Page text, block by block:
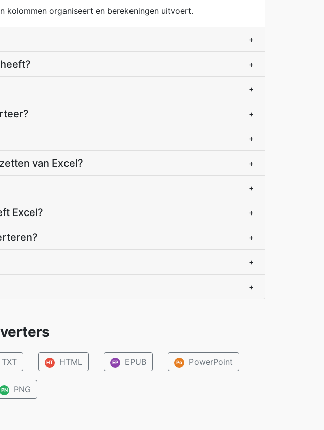
kolommen organiseert en berekeningen uitvoert.
+
+
+
+
+
van Excel? +
+
Excel? +
+
+
+
TXT HT HTML EP EPUB Po PowerPoint
PN PNG